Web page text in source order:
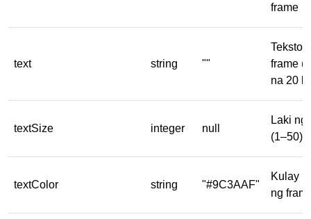
frame
text string ""
Teksto
frame
na 20
textSize integer null
Laki ng
(1–50)
textColor string "#9C3AAF"
Kulay
ng